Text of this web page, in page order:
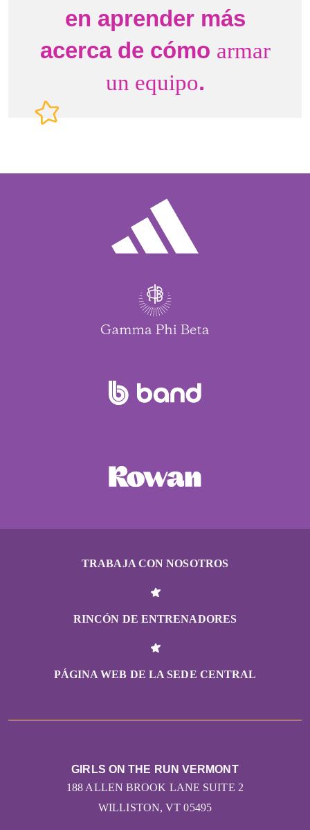
en aprender más
acerca de cómo armar
un equipo.
TRABAJA CON NOSOTROS
RINCÓN DE ENTRENADORES
PÁGINA WEB DE LA SEDE CENTRAL
GIRLS ON THE RUN VERMONT
188 ALLEN BROOK LANE SUITE 2
WILLISTON, VT 05495